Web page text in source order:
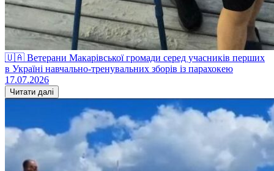
🇺🇦 Ветерани Макарівської громади серед учасників перших
в Україні навчально-тренувальних зборів із парахокею
17.07.2026
Читати далі